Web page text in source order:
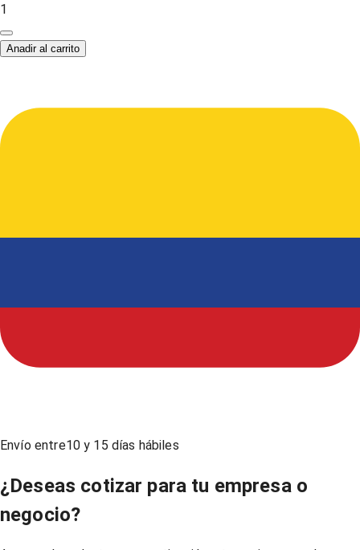
1
Anadir al carrito
Envío entre10y 15 días hábiles
¿Deseas cotizar para tu empresa o
negocio?